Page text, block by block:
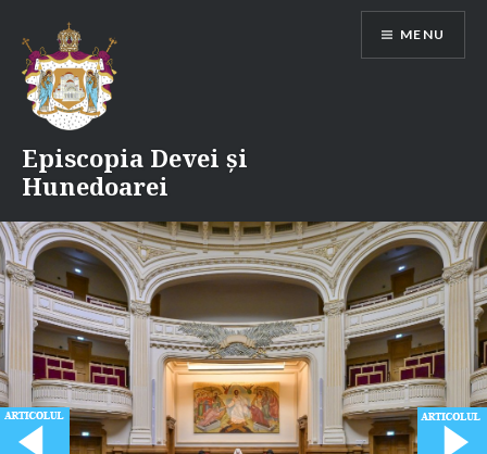
content
Episcopia Devei și
Hunedoarei
MENU